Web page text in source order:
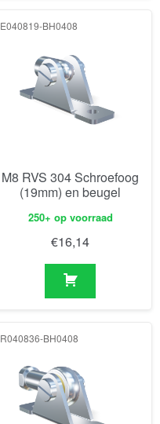
E040819-BH0408
M8 RVS 304 Schroefoog
(19mm) en beugel
250+ op voorraad
€16,14
R040836-BH0408